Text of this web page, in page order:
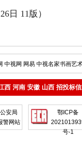
日 11版）
中视网 网易 中视名家书画艺
西 河南 安徽 山西 招投标
安局
警网站
鄂ICP备
号-1